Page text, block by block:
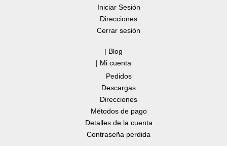
Iniciar Sesión
Direcciones
Cerrar sesión
| Blog
| Mi cuenta
Pedidos
Descargas
Direcciones
Métodos de pago
Detalles de la cuenta
Contraseña perdida